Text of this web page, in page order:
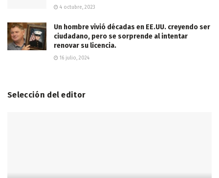
4 octubre, 2023
Un hombre vivió décadas en EE.UU. creyendo ser
ciudadano, pero se sorprende al intentar
renovar su licencia.
16 julio, 2024
Selección del editor